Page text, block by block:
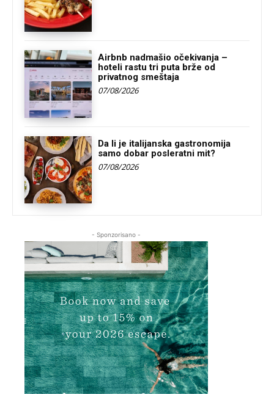
Airbnb nadmašio očekivanja –
hoteli rastu tri puta brže od
privatnog smeštaja
07/08/2026
Da li je italijanska gastronomija
samo dobar posleratni mit?
07/08/2026
- Sponzorisano -